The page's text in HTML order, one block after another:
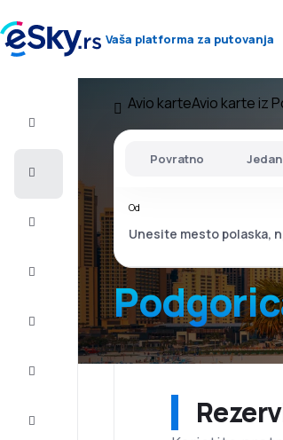
Vaša platforma za putovanja
Letovanje
putovanja
Avio karteAvio karte iz
Povratno
Od